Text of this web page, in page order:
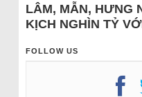
LÂM, MẪN, HƯNG
KỊCH NGHÌN TỶ
FOLLOW US